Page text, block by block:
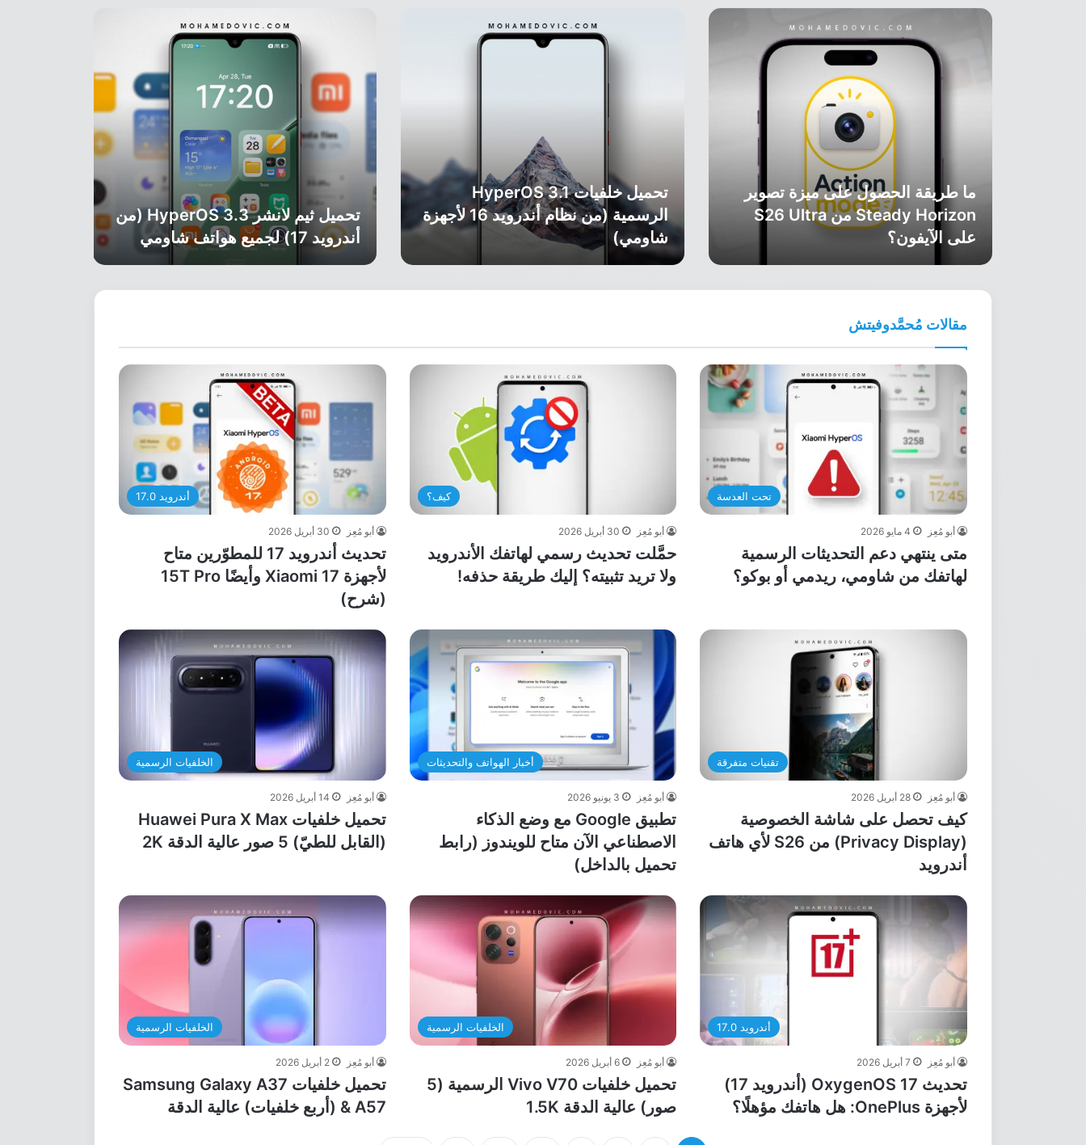
ما طريقة الحصول على ميزة تصوير
Steady Horizon من S26 Ultra
على الآيفون؟
تحميل خلفيات HyperOS 3.1
الرسمية (من نظام أندرويد 16 لأجهزة
شاومي)
تحميل ثيم لانشر HyperOS 3.3 (من
أندرويد 17) لجميع هواتف شاومي
مقالات مُحمَّدوفيتش
تحت العدسة
أبو مُعِز 4 مايو 2026
متى ينتهي دعم التحديثات الرسمية
لهاتفك من شاومي، ريدمي أو بوكو؟
كيف؟
أبو مُعِز 30 أبريل 2026
حمَّلت تحديث رسمي لهاتفك الأندرويد
ولا تريد تثبيته؟ إليك طريقة حذفه!
أندرويد 17.0
أبو مُعِز 30 أبريل 2026
تحديث أندرويد 17 للمطوّرين متاح
لأجهزة Xiaomi 17 وأيضًا 15T Pro
(شرح)
تقنيات متفرقة
أبو مُعِز 28 أبريل 2026
كيف تحصل على شاشة الخصوصية
(Privacy Display) من S26 لأي هاتف
أندرويد
أخبار الهواتف والتحديثات
أبو مُعِز 3 يونيو 2026
تطبيق Google مع وضع الذكاء
الاصطناعي الآن متاح للويندوز (رابط
تحميل بالداخل)
الخلفيات الرسمية
أبو مُعِز 14 أبريل 2026
تحميل خلفيات Huawei Pura X Max
(القابل للطيّ) 5 صور عالية الدقة 2K
أندرويد 17.0
أبو مُعِز 7 أبريل 2026
تحديث OxygenOS 17 (أندرويد 17)
لأجهزة OnePlus: هل هاتفك مؤهلًا؟
الخلفيات الرسمية
أبو مُعِز 6 أبريل 2026
تحميل خلفيات Vivo V70 الرسمية (5
صور) عالية الدقة 1.5K
الخلفيات الرسمية
أبو مُعِز 2 أبريل 2026
تحميل خلفيات Samsung Galaxy A37
& A57 (أربع خلفيات) عالية الدقة